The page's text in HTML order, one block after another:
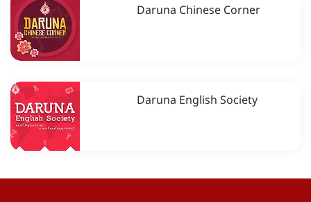
Daruna Chinese Corner
Daruna English Society